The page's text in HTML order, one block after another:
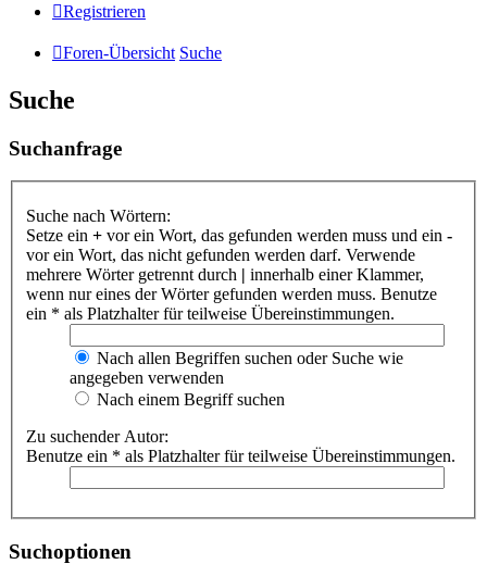
Registrieren
Foren-Übersicht Suche
Suche
Suchanfrage
Suche nach Wörtern:
Setze ein + vor ein Wort, das gefunden werden muss und ein -
vor ein Wort, das nicht gefunden werden darf. Verwende
mehrere Wörter getrennt durch | innerhalb einer Klammer,
wenn nur eines der Wörter gefunden werden muss. Benutze
ein * als Platzhalter für teilweise Übereinstimmungen.
Nach allen Begriffen suchen oder Suche wie
angegeben verwenden
Nach einem Begriff suchen
Zu suchender Autor:
Benutze ein * als Platzhalter für teilweise Übereinstimmungen.
Suchoptionen